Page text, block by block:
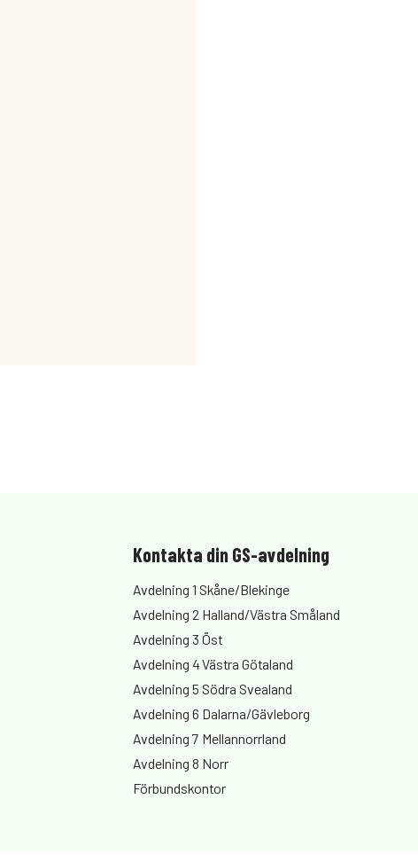
Kontakta din GS-avdelning
Avdelning 1 Skåne/Blekinge
Avdelning 2 Halland/Västra Småland
Avdelning 3 Öst
Avdelning 4 Västra Götaland
Avdelning 5 Södra Svealand
Avdelning 6 Dalarna/Gävleborg
Avdelning 7 Mellannorrland
Avdelning 8 Norr
Förbundskontor